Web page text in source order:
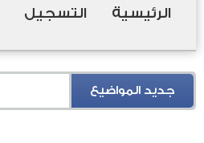
الرئيسية التسجيل
جديد المواضيع